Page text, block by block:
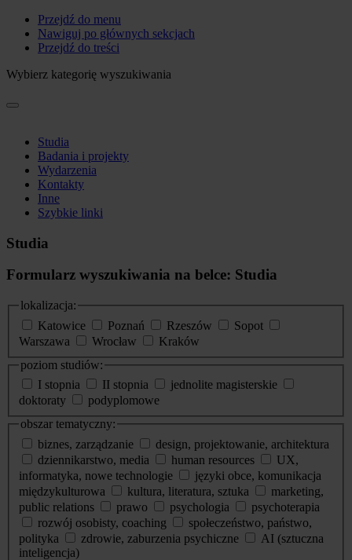
Przejdź do menu
Nawiguj po głównych sekcjach
Przejdź do treści
Wybierz kategorię wyszukiwania
Studia
Badania i projekty
Wydarzenia
Kontakty
Inne
Szybkie linki
Studia
Formularz wyszukiwania na belce: Studia
lokalizacja:
Katowice
Poznań Rzeszów
Sopot
Warszawa
Wrocław
Kraków
poziom studiów:
I stopnia
II stopnia
jednolite magisterskie
doktoraty
podyplomowe
obszar tematyczny:
biznes, zarządzanie
design, projektowanie, architektura
dziennikarstwo, media
human resources
UX,
informatyka, nowe technologie
języki obce, komunikacja
międzykulturowa
kultura, literatura, sztuka
marketing,
public relations
prawo psychologia
psychoterapia
rozwój osobisty, coaching
społeczeństwo, państwo,
polityka
zdrowie, zaburzenia psychiczne
AI (sztuczna
inteligencja)